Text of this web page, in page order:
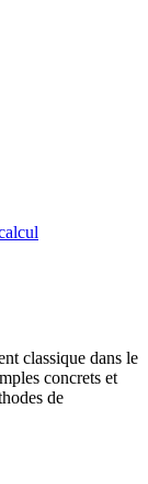
classique dans le
concrets et
de